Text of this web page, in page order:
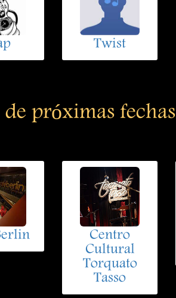
Twist
de próximas fechas
Centro
Cultural
Torquato
Tasso